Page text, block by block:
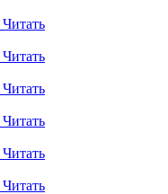
Читать
Читать
Читать
Читать
Читать
Читать